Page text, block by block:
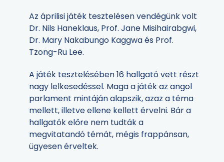
Az áprilisi játék tesztelésen vendégünk volt
Dr. Nils Haneklaus, Prof. Jane Misihairabgwi,
Dr. Mary Nakabungo Kaggwa és Prof.
Tzong-Ru Lee.
A játék tesztelésében 16 hallgató vett részt
nagy lelkesedéssel. Maga a játék az angol
parlament mintáján alapszik, azaz a téma
mellett, illetve ellene kellett érvelni. Bár a
hallgatók előre nem tudták a
megvitatandó témát, mégis frappánsan,
ügyesen érveltek.